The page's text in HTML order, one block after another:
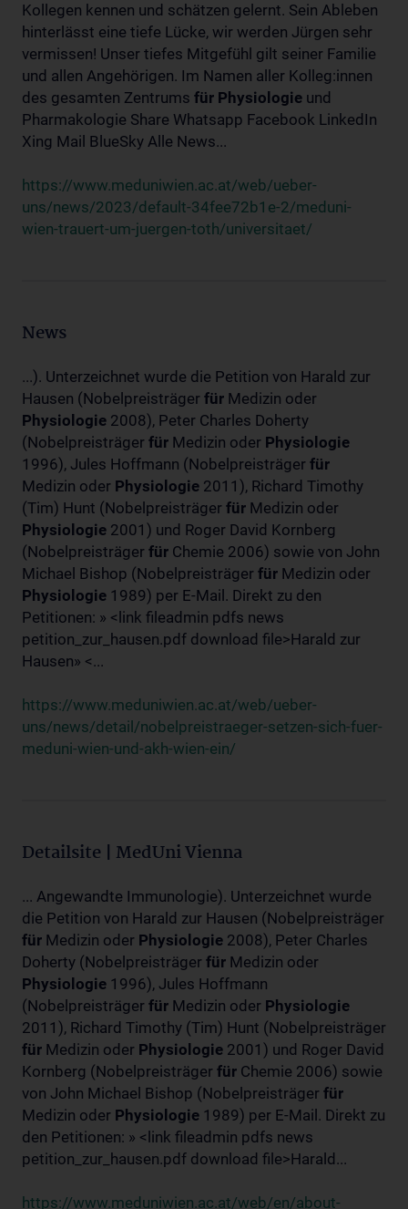
Kollegen kennen und schätzen gelernt. Sein Ableben
hinterlässt eine tiefe Lücke, wir werden Jürgen sehr
vermissen! Unser tiefes Mitgefühl gilt seiner Familie
und allen Angehörigen. Im Namen aller Kolleg:innen
des gesamten Zentrums für Physiologie und
Pharmakologie Share Whatsapp Facebook LinkedIn
Xing Mail BlueSky Alle News...
https://www.meduniwien.ac.at/web/ueber-
uns/news/2023/default-34fee72b1e-2/meduni-
wien-trauert-um-juergen-toth/universitaet/
News
...). Unterzeichnet wurde die Petition von Harald zur
Hausen (Nobelpreisträger für Medizin oder
Physiologie 2008), Peter Charles Doherty
(Nobelpreisträger für Medizin oder Physiologie
1996), Jules Hoffmann (Nobelpreisträger für
Medizin oder Physiologie 2011), Richard Timothy
(Tim) Hunt (Nobelpreisträger für Medizin oder
Physiologie 2001) und Roger David Kornberg
(Nobelpreisträger für Chemie 2006) sowie von John
Michael Bishop (Nobelpreisträger für Medizin oder
Physiologie 1989) per E-Mail. Direkt zu den
Petitionen: » <link fileadmin pdfs news
petition_zur_hausen.pdf download file>Harald zur
Hausen» <...
https://www.meduniwien.ac.at/web/ueber-
uns/news/detail/nobelpreistraeger-setzen-sich-fuer-
meduni-wien-und-akh-wien-ein/
Detailsite | MedUni Vienna
... Angewandte Immunologie). Unterzeichnet wurde
die Petition von Harald zur Hausen (Nobelpreisträger
für Medizin oder Physiologie 2008), Peter Charles
Doherty (Nobelpreisträger für Medizin oder
Physiologie 1996), Jules Hoffmann
(Nobelpreisträger für Medizin oder Physiologie
2011), Richard Timothy (Tim) Hunt (Nobelpreisträger
für Medizin oder Physiologie 2001) und Roger David
Kornberg (Nobelpreisträger für Chemie 2006) sowie
von John Michael Bishop (Nobelpreisträger für
Medizin oder Physiologie 1989) per E-Mail. Direkt zu
den Petitionen: » <link fileadmin pdfs news
petition_zur_hausen.pdf download file>Harald...
https://www.meduniwien.ac.at/web/en/about-